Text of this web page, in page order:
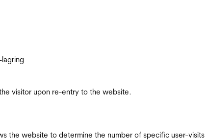
lagring
visitor upon re-entry to the website.
the website to determine the number of specific user-